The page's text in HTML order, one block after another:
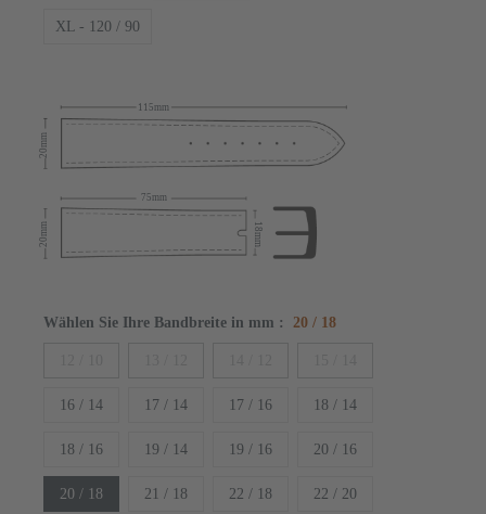
XL - 120 / 90
115mm
20mm
20mm 18mm
75mm
Wählen Sie Ihre Bandbreite in mm : 20 / 18
16 / 14 17 / 14 17 / 16 18 / 14
18 / 16 19 / 14 19 / 16 20 / 16
20 / 18 21 / 18 22 / 18 22 / 20